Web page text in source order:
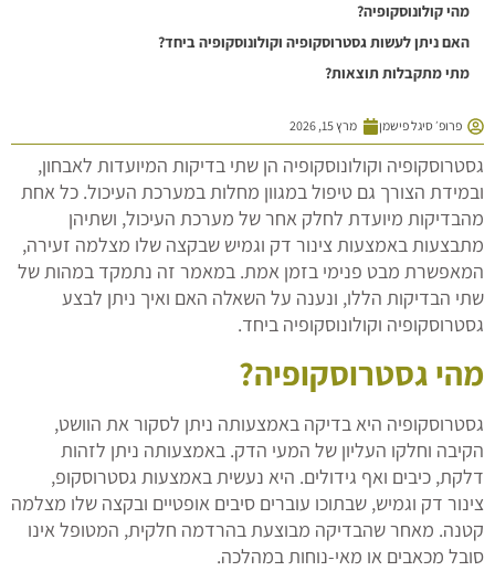
מהי קולונוסקופיה?
האם ניתן לעשות גסטרוסקופיה וקולונוסקופיה ביחד?
מתי מתקבלות תוצאות?
פרופ׳ סיגל פישמן מרץ 15, 2026
גסטרוסקופיה וקולונוסקופיה הן שתי בדיקות המיועדות לאבחון,
ובמידת הצורך גם טיפול במגוון מחלות במערכת העיכול. כל אחת
מהבדיקות מיועדת לחלק אחר של מערכת העיכול, ושתיהן
מתבצעות באמצעות צינור דק וגמיש שבקצה שלו מצלמה זעירה,
המאפשרת מבט פנימי בזמן אמת. במאמר זה נתמקד במהות של
שתי הבדיקות הללו, ונענה על השאלה האם ואיך ניתן לבצע
גסטרוסקופיה וקולונוסקופיה ביחד.
מהי גסטרוסקופיה?
גסטרוסקופיה היא בדיקה באמצעותה ניתן לסקור את הוושט,
הקיבה וחלקו העליון של המעי הדק. באמצעותה ניתן לזהות
דלקת, כיבים ואף גידולים. היא נעשית באמצעות גסטרוסקופ,
צינור דק וגמיש, שבתוכו עוברים סיבים אופטיים ובקצה שלו מצלמה
קטנה. מאחר שהבדיקה מבוצעת בהרדמה חלקית, המטופל אינו
סובל מכאבים או מאי-נוחות במהלכה.